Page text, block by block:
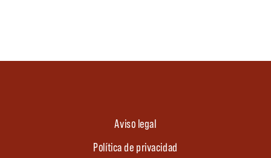
Aviso legal
Política de privacidad